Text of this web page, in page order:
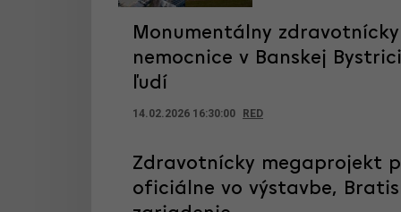
Monumentálny
nemocnice v Banskej
ľudí
14.02.2026 16:30:00 RED
Zdravotnícky megaprojekt
oficiálne vo výstavbe,